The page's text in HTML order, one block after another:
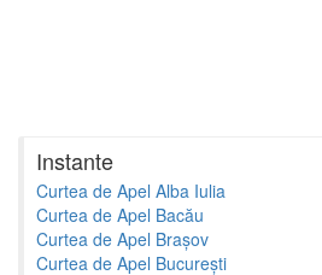
Instante
Curtea de Apel Alba Iulia
Curtea de Apel Bacău
Curtea de Apel Brașov
Curtea de Apel București